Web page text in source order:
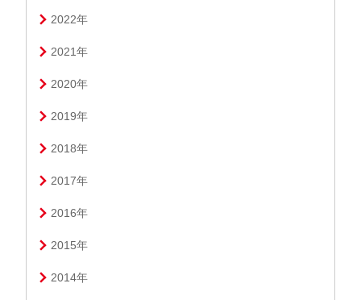
2022年
2021年
2020年
2019年
2018年
2017年
2016年
2015年
2014年